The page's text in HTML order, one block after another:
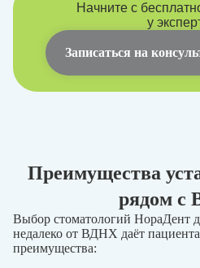
Начните с
у
Записаться на
Преимущества
рядом с
Выбор стоматологий НораДент
недалеко от ВДНХ даёт
преимущества: